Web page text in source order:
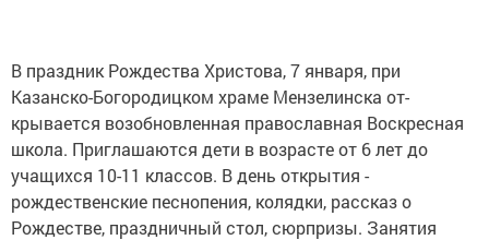
В праздник Рождества Христова, 7 января, при
Казанско-Богородицком храме Мензелинска от­
крывается возобновленная православная Вос­кресная
школа. Приглашаются дети в возрасте от 6 лет до
учащихся 10-11 классов. В день открытия -
рождественские песнопения, колядки, рассказ о
Рождестве, праздничный стол, сюрпризы. Заня­тия